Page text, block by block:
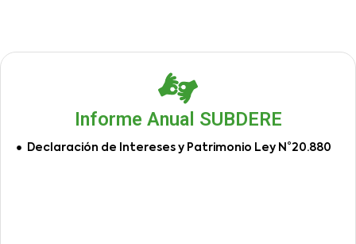
Informe Anual SUBDERE
Declaración de Intereses y Patrimonio Ley N°20.880